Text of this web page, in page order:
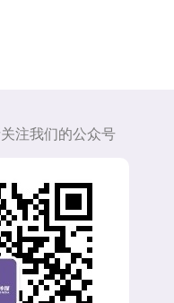
注我们的公众号